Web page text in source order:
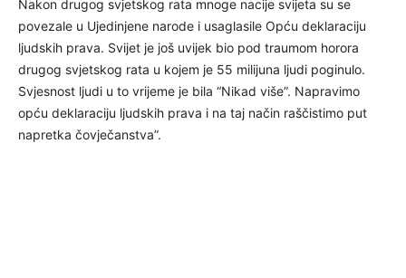
Nakon drugog svjetskog rata mnoge nacije svijeta su se
povezale u Ujedinjene narode i usaglasile Opću deklaraciju
ljudskih prava. Svijet je još uvijek bio pod traumom horora
drugog svjetskog rata u kojem je 55 milijuna ljudi poginulo.
Svjesnost ljudi u to vrijeme je bila “Nikad više”. Napravimo
opću deklaraciju ljudskih prava i na taj način raščistimo put
napretka čovječanstva”.